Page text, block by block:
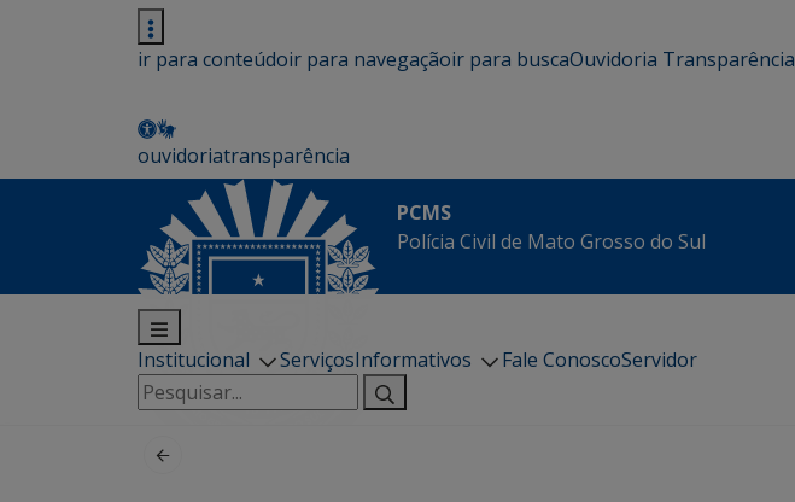
ir para conteúdoir para navegaçãoir para buscaOuvidoria Transparência
ouvidoriatransparência
PCMS
Polícia Civil de Mato Grosso do Sul
Institucional ServiçosInformativos Fale ConoscoServidor
Pesquisar
por: